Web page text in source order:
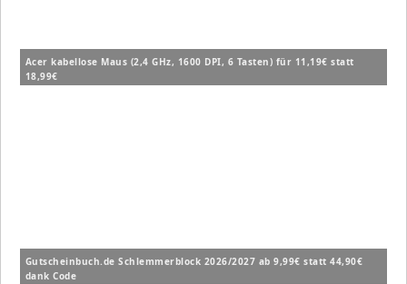
Acer kabellose Maus (2,4 GHz, 1600 DPI, 6 Tasten) für 11,19€ statt
18,99€
Gutscheinbuch.de Schlemmerblock 2026/2027 ab 9,99€ statt 44,90€
dank Code